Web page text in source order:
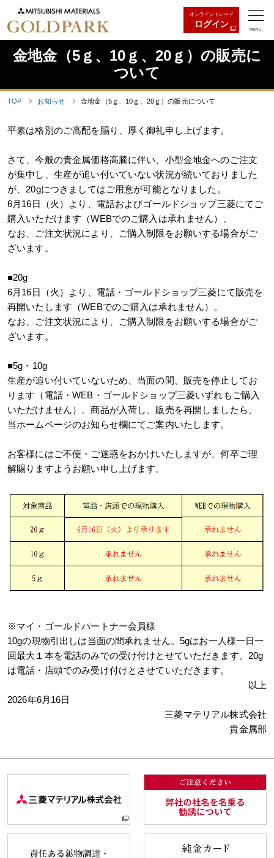
オンライントレード
ログイン
MENU
金地金（5ｇ、10ｇ、20ｇ）の販売に
ついて
TOP お知らせ 金地金（5ｇ、10ｇ、20ｇ）の販売について
平素は格別のご高配を賜り、厚く御礼申し上げます。
さて、今般の貴金属価格高騰に伴い、小型金地金へのご注文
が集中し、生産が追い付いていない状況が続いておりました
が、20gにつきましてはご用意が可能となりました。
6月16日（火）より、電話およびゴールドショップ三菱にてご
購入いただけます（WEBでのご購入は承れません）。
なお、ご注文状況により、ご購入制限をお願いする場合がご
ざいます。
■20g
6月16日（火）より、電話・ゴールドショップ三菱にて販売を
再開いたします（WEBでのご購入は承れません）。
なお、ご注文状況により、ご購入制限をお願いする場合がご
ざいます。
■5g・10g
生産が追い付いていないため、当面の間、販売を停止してお
ります（電話・WEB・ゴールドショップ三菱いずれもご購入
いただけません）。商品が入荷し、販売を再開しましたら、
当ホームページのお知らせ欄にてご案内いたします。
お客様にはご不便・ご迷惑をおかけいたしますが、何卒ご理
解賜りますようお願い申し上げます。
※マイ・ゴールドパートナー会員様
10gの現物引出しは当面の間承れません。5gはお一人様一日一
回最大１本を電話のみでの受け付けとせていただきます。20g
は電話・店頭でのみ受け付けとさせていただきます。
以上
2026年6月16日
三菱マテリアル株式会社
貴金属部